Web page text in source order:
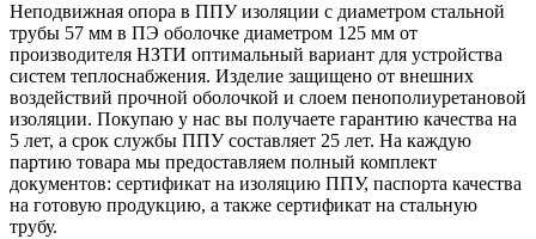
Неподвижная опора в ППУ изоляции с диаметром стальной
трубы 57 мм в ПЭ оболочке диаметром 125 мм от
производителя НЗТИ оптимальный вариант для устройства
систем теплоснабжения. Изделие защищено от внешних
воздействий прочной оболочкой и слоем пенополиуретановой
изоляции. Покупаю у нас вы получаете гарантию качества на
5 лет, а срок службы ППУ составляет 25 лет. На каждую
партию товара мы предоставляем полный комплект
документов: сертификат на изоляцию ППУ, паспорта качества
на готовую продукцию, а также сертификат на стальную
трубу.